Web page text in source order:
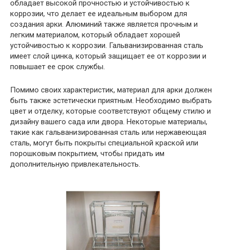
обладает высокой прочностью и устойчивостью к
коррозии, что делает ее идеальным выбором для
создания арки. Алюминий также является прочным и
легким материалом, который обладает хорошей
устойчивостью к коррозии. Гальванизированная сталь
имеет слой цинка, который защищает ее от коррозии и
повышает ее срок службы.
Помимо своих характеристик, материал для арки должен
быть также эстетически приятным. Необходимо выбрать
цвет и отделку, которые соответствуют общему стилю и
дизайну вашего сада или двора. Некоторые материалы,
такие как гальванизированная сталь или нержавеющая
сталь, могут быть покрыты специальной краской или
порошковым покрытием, чтобы придать им
дополнительную привлекательность.